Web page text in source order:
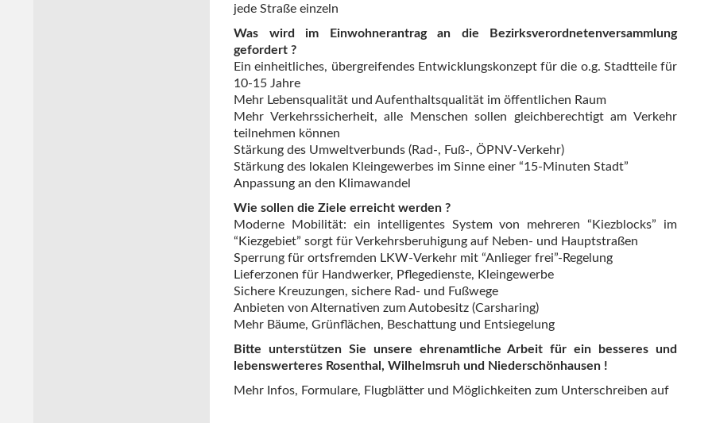
jede Straße einzeln
Was wird im Einwohnerantrag an die Bezirksverordnetenversammlung
gefordert ?
Ein einheitliches, übergreifendes Entwicklungskonzept für die o.g. Stadtteile für
10-15 Jahre
Mehr Lebensqualität und Aufenthaltsqualität im öffentlichen Raum
Mehr Verkehrssicherheit, alle Menschen sollen gleichberechtigt am Verkehr
teilnehmen können
Stärkung des Umweltverbunds (Rad-, Fuß-, ÖPNV-Verkehr)
Stärkung des lokalen Kleingewerbes im Sinne einer “15-Minuten Stadt”
Anpassung an den Klimawandel
Wie sollen die Ziele erreicht werden ?
Moderne Mobilität: ein intelligentes System von mehreren “Kiezblocks” im
“Kiezgebiet” sorgt für Verkehrsberuhigung auf Neben- und Hauptstraßen
Sperrung für ortsfremden LKW-Verkehr mit “Anlieger frei”-Regelung
Lieferzonen für Handwerker, Pflegedienste, Kleingewerbe
Sichere Kreuzungen, sichere Rad- und Fußwege
Anbieten von Alternativen zum Autobesitz (Carsharing)
Mehr Bäume, Grünflächen, Beschattung und Entsiegelung
Bitte unterstützen Sie unsere ehrenamtliche Arbeit für ein besseres und
lebenswerteres Rosenthal, Wilhelmsruh und Niederschönhausen !
Mehr Infos, Formulare, Flugblätter und Möglichkeiten zum Unterschreiben auf